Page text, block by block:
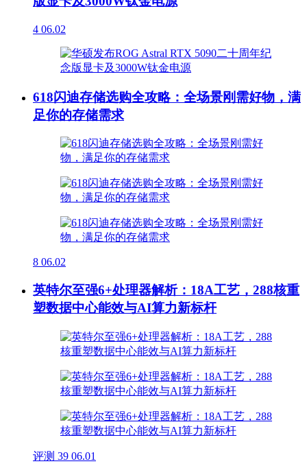
4 06.02
618闪迪存储选购全攻略：全场景刚需好物，满
足你的存储需求
8 06.02
英特尔至强6+处理器解析：18A工艺，288核重
塑数据中心能效与AI算力新标杆
评测 39 06.01